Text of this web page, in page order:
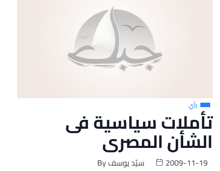
رأي
تأملات سياسية فى
الشأن المصرى
Byسيّد يوسف
2009-11-19